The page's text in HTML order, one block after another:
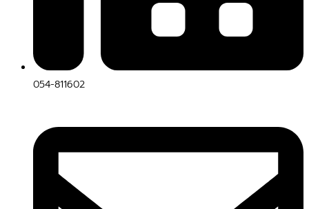
054-811602